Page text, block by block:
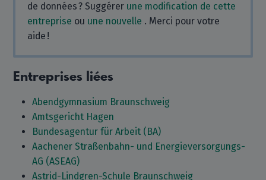
de données ? Suggérer une modification de cette
entreprise ou une nouvelle . Merci pour votre
aide !
Entreprises liées
Abendgymnasium Braunschweig
Amtsgericht Hagen
Bundesagentur für Arbeit (BA)
Aachener Straßenbahn- und Energieversorgungs-
AG (ASEAG)
Astrid-Lindgren-Schule Braunschweig